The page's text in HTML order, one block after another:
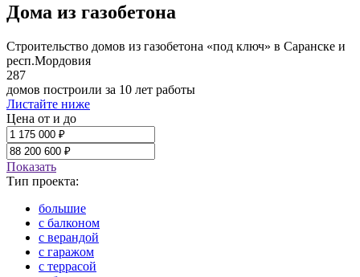
Дома из газобетона
Строительство домов из газобетона «под ключ» в Саранске и
респ.Мордовия
287
домов построили за 10 лет работы
Листайте ниже
Цена от и до
Показать
Тип проекта:
большие
с балконом
с верандой
с гаражом
с террасой